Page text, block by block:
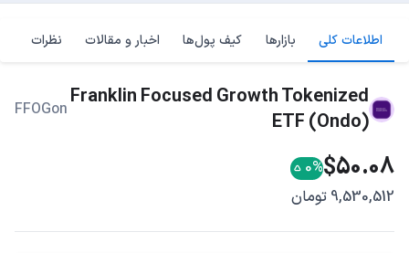
اطلاعات کلی بازارها کیف پول‌ها اخبار و مقالات نظرات
Franklin Focused Growth Tokenized
ETF (Ondo)
FFOGon
$50.08
0%
9,530,512 تومان